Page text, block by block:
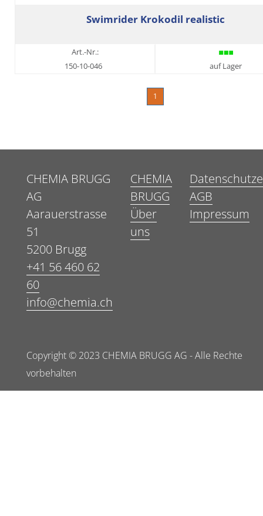
Swimrider Krokodil realistic
Art.-Nr.:
150-10-046
auf Lager
1
CHEMIA BRUGG
AG
Aarauerstrasse
51
5200 Brugg
+41 56 460 62
60
info@chemia.ch
CHEMIA
BRUGG
Über
uns
AGB
Impressum
Copyright © 2023 CHEMIA BRUGG AG - Alle Rechte
vorbehalten